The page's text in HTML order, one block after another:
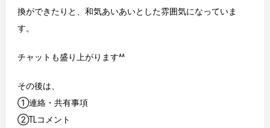
換ができたりと、和気あいあいとした雰囲気になっていま
す。
チャットも盛り上がります^^
その後は、
①連絡・共有事項
②TLコメント